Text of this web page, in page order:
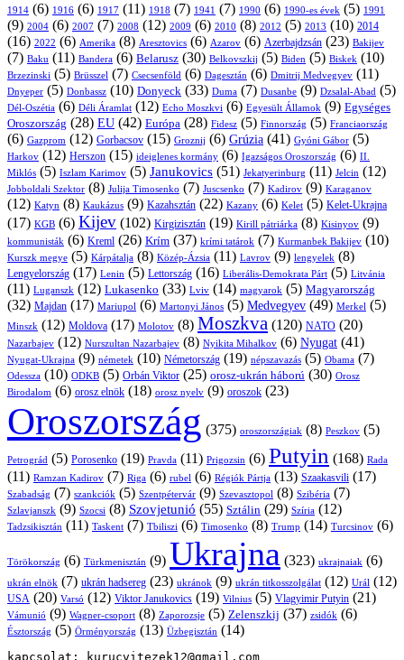
1914 (6) 1916 (6) 1917 (11) 1918 (7) 1941 (7) 1990 (6) 1990-es évek (5) 1991
(9) 2004 (6) 2007 (7) 2008 (12) 2009 (6) 2010 (8) 2012 (5) 2013 (10) 2014
(16) 2022 (6) Amerika (8) Aresztovics (6) Azarov (6) Azerbajdzsán (23) Bakijev
(7) Baku (11) Bandera (6) Belarusz (30) Belkovszkij (5) Biden (5) Biskek (10)
Brzezinski (5) Brüsszel (7) Csecsenföld (6) Dagesztán (6) Dmitrij Medvegyev (11)
Dnyeper (5) Donbassz (10) Donyeck (33) Duma (7) Dusanbe (9) Dzsalal-Abad (5)
Dél-Oszétia (6) Déli Áramlat (12) Echo Moszkvi (6) Egyesült Államok (9) Egységes
Oroszország (28) EU (42) Európa (28) Fidesz (5) Finnország (5) Franciaország
(6) Gazprom (12) Gorbacsov (15) Groznij (6) Grúzia (41) Gyóni Gábor (5)
Harkov (12) Herszon (15) ideiglenes kormány (6) Igazságos Oroszország (6) II.
Miklós (5) Iszlam Karimov (5) Janukovics (51) Jekatyerinburg (11) Jelcin (12)
Jobboldali Szektor (8) Julija Timosenko (7) Juscsenko (7) Kadirov (9) Karaganov
(12) Katyn (8) Kaukázus (9) Kazahsztán (22) Kazany (6) Kelet (5) Kelet-Ukrajna
(17) KGB (6) Kijev (102) Kirgizisztán (19) Kirill pátriárka (8) Kisinyov (9)
kommunisták (6) Kreml (26) Krím (37) krími tatárok (7) Kurmanbek Bakijev (10)
Kurszk megye (5) Kárpátalja (8) Közép-Ázsia (11) Lavrov (9) lengyelek (8)
Lengyelország (17) Lenin (5) Lettország (16) Liberális-Demokrata Párt (5) Litvánia
(11) Luganszk (12) Lukasenko (33) Lviv (14) magyarok (5) Magyarország
(32) Majdan (17) Mariupol (6) Martonyi János (5) Medvegyev (49) Merkel (5)
Minszk (12) Moldova (17) Molotov (8) Moszkva (120) NATO (20)
Nazarbajev (12) Nurszultan Nazarbajev (8) Nyikita Mihalkov (6) Nyugat (41)
Nyugat-Ukrajna (9) németek (10) Németország (19) népszavazás (5) Obama (7)
Odessza (10) ODKB (5) Orbán Viktor (25) orosz-ukrán háború (30) Orosz
Birodalom (6) orosz elnök (18) orosz nyelv (9) oroszok (23)
Oroszország (375) oroszországiak (8) Peszkov (5)
Petrográd (5) Porosenko (19) Pravda (11) Prigozsin (6) Putyin (168) Rada
(11) Ramzan Kadirov (7) Riga (6) rubel (6) Régiók Pártja (13) Szaakasvili (17)
Szabadság (7) szankciók (5) Szentpétervár (9) Szevasztopol (8) Szibéria (7)
Szlavjanszk (9) Szocsi (8) Szovjetunió (55) Sztálin (29) Szíria (12)
Tadzsikisztán (11) Taskent (7) Tbiliszi (6) Timosenko (8) Trump (14) Turcsinov (6)
Törökország (6) Türkmenisztán (9) Ukrajna (323) ukrajnaiak (6)
ukrán elnök (7) ukrán hadsereg (23) ukránok (9) ukrán titkosszolgálat (12) Urál (12)
USA (20) Varsó (12) Viktor Janukovics (19) Vilnius (5) Vlagyimir Putyin (21)
Vámunió (9) Wagner-csoport (8) Zaporozsje (5) Zelenszkij (37) zsidók (6)
Észtország (5) Örményország (13) Üzbegisztán (14)
kapcsolat: kurucvitezek12@gmail.com